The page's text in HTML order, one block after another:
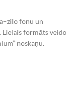
fonu un
formāts veido
noskaņu.